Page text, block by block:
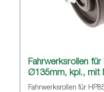
Fahrwerksrollen
Ø135mm, kpl., mit
Fahrwerksrollen für